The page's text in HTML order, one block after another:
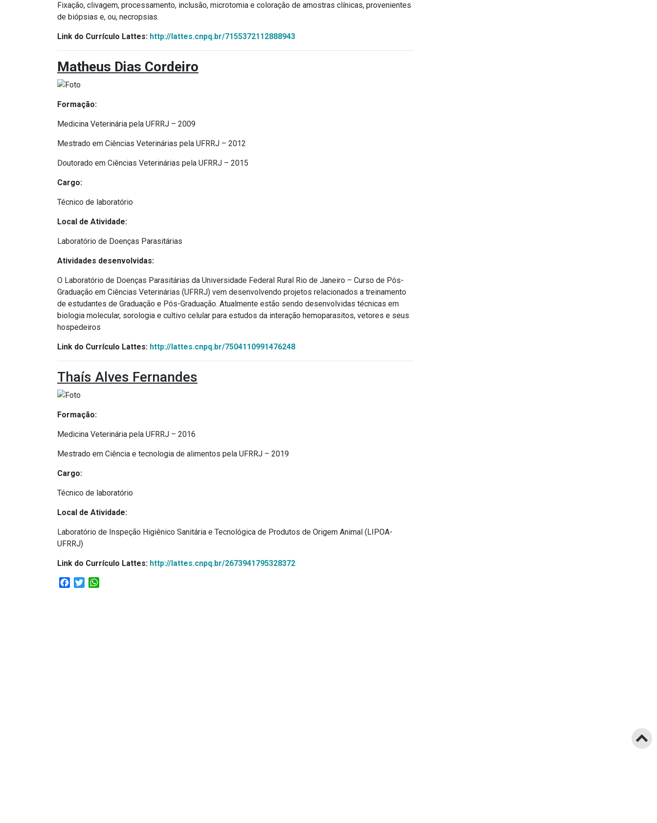
Fixação, clivagem, processamento, inclusão, microtomia e coloração de amostras clínicas, provenientes
de biópsias e, ou, necropsias.
Link do Currículo Lattes: http://lattes.cnpq.br/7155372112888943
Matheus Dias Cordeiro
Formação:
Medicina Veterinária pela UFRRJ – 2009
Mestrado em Ciências Veterinárias pela UFRRJ – 2012
Doutorado em Ciências Veterinárias pela UFRRJ – 2015
Cargo:
Técnico de laboratório
Local de Atividade:
Laboratório de Doenças Parasitárias
Atividades desenvolvidas:
O Laboratório de Doenças Parasitárias da Universidade Federal Rural Rio de Janeiro – Curso de Pós-
Graduação em Ciências Veterinárias (UFRRJ) vem desenvolvendo projetos relacionados a treinamento
de estudantes de Graduação e Pós-Graduação. Atualmente estão sendo desenvolvidas técnicas em
biologia molecular, sorologia e cultivo celular para estudos da interação hemoparasitos, vetores e seus
hospedeiros
Link do Currículo Lattes: http://lattes.cnpq.br/7504110991476248
Thaís Alves Fernandes
Formação:
Medicina Veterinária pela UFRRJ – 2016
Mestrado em Ciência e tecnologia de alimentos pela UFRRJ – 2019
Cargo:
Técnico de laboratório
Local de Atividade:
Laboratório de Inspeção Higiênico Sanitária e Tecnológica de Produtos de Origem Animal (LIPOA-
UFRRJ)
Link do Currículo Lattes: http://lattes.cnpq.br/2673941795328372
Facebook
Twitter